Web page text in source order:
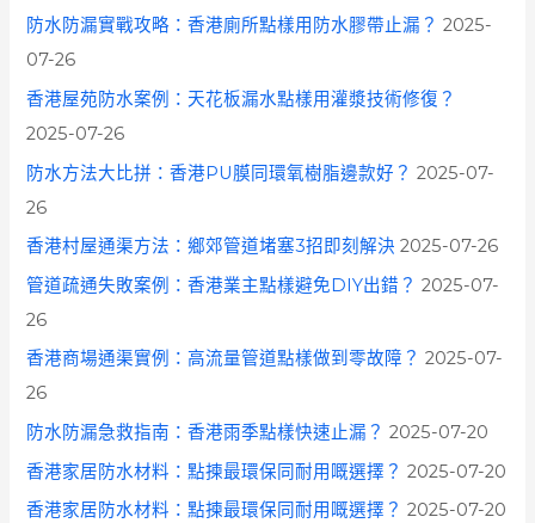
防水防漏實戰攻略：香港廁所點樣用防水膠帶止漏？ 2025-
07-26
香港屋苑防水案例：天花板漏水點樣用灌漿技術修復？
2025-07-26
防水方法大比拼：香港PU膜同環氧樹脂邊款好？ 2025-07-
26
香港村屋通渠方法：鄉郊管道堵塞3招即刻解決 2025-07-26
管道疏通失敗案例：香港業主點樣避免DIY出錯？ 2025-07-
26
香港商場通渠實例：高流量管道點樣做到零故障？ 2025-07-
26
防水防漏急救指南：香港雨季點樣快速止漏？ 2025-07-20
香港家居防水材料：點揀最環保同耐用嘅選擇？ 2025-07-20
香港家居防水材料：點揀最環保同耐用嘅選擇？ 2025-07-20